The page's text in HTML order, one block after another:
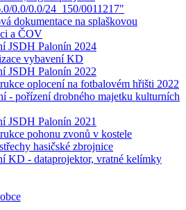
0.0/0.0/24_150/0011217"
dokumentace na splaškovou
a ČOV
JSDH Palonín 2024
vybavení KD
JSDH Palonín 2022
oplocení na fotbalovém hřišti 2022
- pořízení drobného majetku kulturních
JSDH Palonín 2021
pohonu zvonů v kostele
hasičské zbrojnice
KD - dataprojektor, vratné kelímky